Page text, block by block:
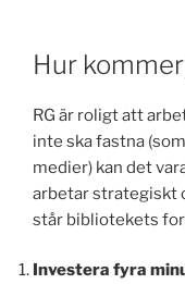
Hur
RG är roligt att
inte ska fastna
medier) kan det
arbetar strategiskt
står bibliotekets
Investera fyra